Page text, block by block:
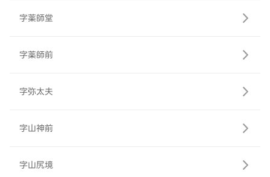
字薬師堂
字薬師前
字弥太夫
字山神前
字山尻境